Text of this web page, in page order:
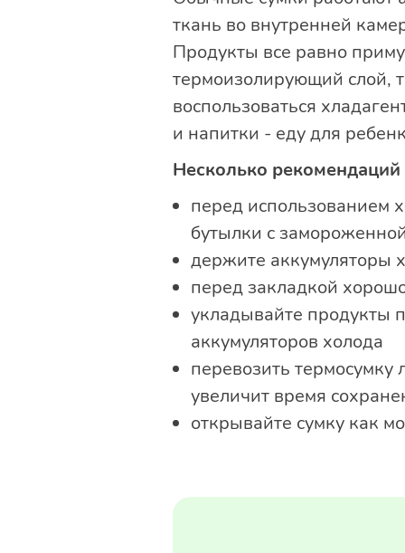
ткань во внутренней
Продукты все равно
термоизолирующий слой,
воспользоваться
и напитки - еду для
Несколько рекомендаций
перед использованием
бутылки с
держите аккумуляторы
перед закладкой
укладывайте продукты
аккумуляторов холода
перевозить
увеличит время
открывайте сумку как